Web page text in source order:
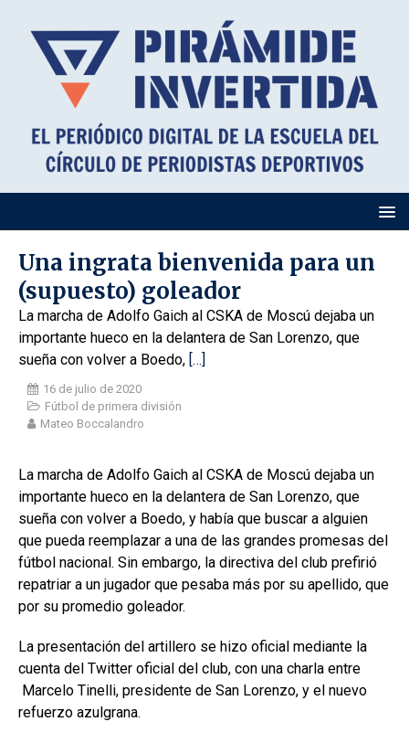
Una ingrata bienvenida para un
(supuesto) goleador
La marcha de Adolfo Gaich al CSKA de Moscú dejaba un
importante hueco en la delantera de San Lorenzo, que
sueña con volver a Boedo, […]
16 de julio de 2020
Fútbol de primera división
Mateo Boccalandro
La marcha de Adolfo Gaich al CSKA de Moscú dejaba un
importante hueco en la delantera de San Lorenzo, que
sueña con volver a Boedo, y había que buscar a alguien
que pueda reemplazar a una de las grandes promesas del
fútbol nacional. Sin embargo, la directiva del club prefirió
repatriar a un jugador que pesaba más por su apellido, que
por su promedio goleador.
La presentación del artillero se hizo oficial mediante la
cuenta del Twitter oficial del club, con una charla entre
Marcelo Tinelli, presidente de San Lorenzo, y el nuevo
refuerzo azulgrana.